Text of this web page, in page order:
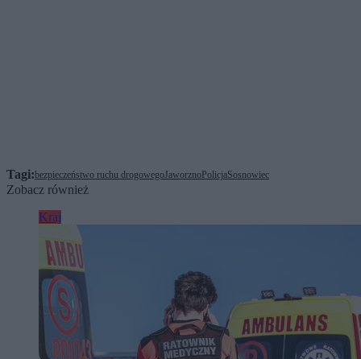
Tagi:bezpieczeństwo ruchu drogowegoJaworznoPolicjaSosnowiec
Zobacz również
Kraj